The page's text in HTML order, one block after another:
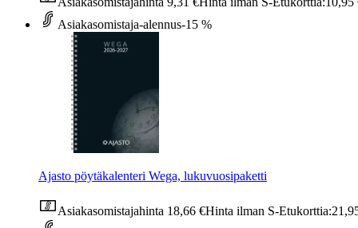
Asiakasomistaja-alennus-15 %
Ajasto pöytäkalenteri Wega, lukuvuosipaketti
Asiakasomistajahinta 18,66 €Hinta ilman S-Etukorttia: